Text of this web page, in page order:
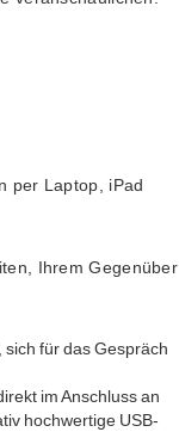
per Laptop, iPad
Ihrem Gegenüber
für das Gespräch
im Anschluss an
hochwertige USB-